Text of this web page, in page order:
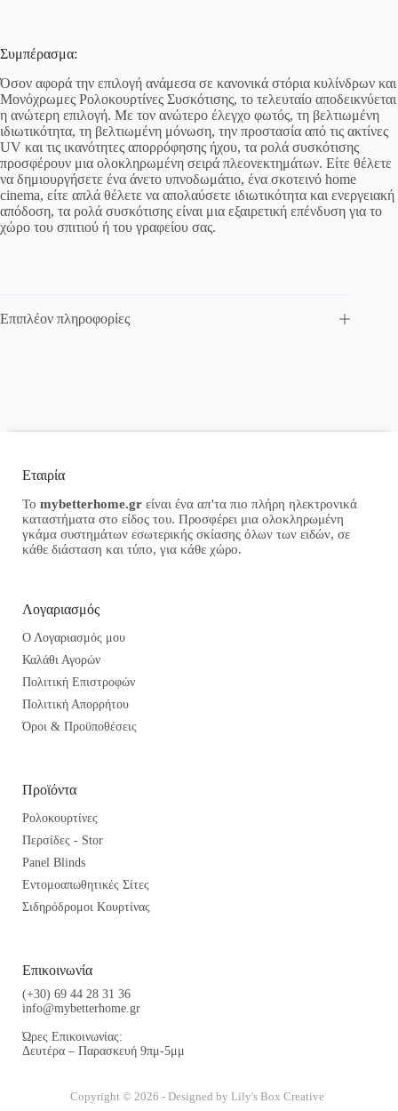
Συμπέρασμα:
Όσον αφορά την επιλογή ανάμεσα σε κανονικά στόρια κυλίνδρων και
Μονόχρωμες Ρολοκουρτίνες Συσκότισης, το τελευταίο αποδεικνύεται
η ανώτερη επιλογή. Με τον ανώτερο έλεγχο φωτός, τη βελτιωμένη
ιδιωτικότητα, τη βελτιωμένη μόνωση, την προστασία από τις ακτίνες
UV και τις ικανότητες απορρόφησης ήχου, τα ρολά συσκότισης
προσφέρουν μια ολοκληρωμένη σειρά πλεονεκτημάτων. Είτε θέλετε
να δημιουργήσετε ένα άνετο υπνοδωμάτιο, ένα σκοτεινό home
cinema, είτε απλά θέλετε να απολαύσετε ιδιωτικότητα και ενεργειακή
απόδοση, τα ρολά συσκότισης είναι μια εξαιρετική επένδυση για το
χώρο του σπιτιού ή του γραφείου σας.
Επιπλέον πληροφορίες
Εταιρία
Το mybetterhome.gr είναι ένα απ'τα πιο πλήρη ηλεκτρονικά
καταστήματα στο είδος του. Προσφέρει μια ολοκληρωμένη
γκάμα συστημάτων εσωτερικής σκίασης όλων των ειδών, σε
κάθε διάσταση και τύπο, για κάθε χώρο.
Λογαριασμός
Ο Λογαριασμός μου
Καλάθι Αγορών
Πολιτική Επιστροφών
Πολιτική Απορρήτου
Όροι & Προϋποθέσεις
Προϊόντα
Ρολοκουρτίνες
Περσίδες - Stor
Panel Blinds
Εντομοαπωθητικές Σίτες
Σιδηρόδρομοι Κουρτίνας
Επικοινωνία
(+30) 69 44 28 31 36
info@mybetterhome.gr
Ώρες Επικοινωνίας:
Δευτέρα – Παρασκευή 9πμ-5μμ
Copyright © 2026 - Designed byLily's Box Creative